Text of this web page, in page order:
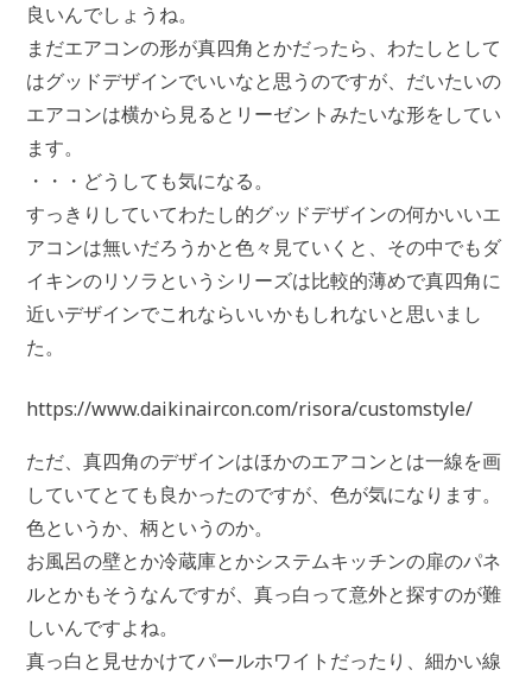
良いんでしょうね。
まだエアコンの形が真四角とかだったら、わたしとして
はグッドデザインでいいなと思うのですが、だいたいの
エアコンは横から見るとリーゼントみたいな形をしてい
ます。
・・・どうしても気になる。
すっきりしていてわたし的グッドデザインの何かいいエ
アコンは無いだろうかと色々見ていくと、その中でもダ
イキンのリソラというシリーズは比較的薄めで真四角に
近いデザインでこれならいいかもしれないと思いまし
た。
https://www.daikinaircon.com/risora/customstyle/
ただ、真四角のデザインはほかのエアコンとは一線を画
していてとても良かったのですが、色が気になります。
色というか、柄というのか。
お風呂の壁とか冷蔵庫とかシステムキッチンの扉のパネ
ルとかもそうなんですが、真っ白って意外と探すのが難
しいんですよね。
真っ白と見せかけてパールホワイトだったり、細かい線